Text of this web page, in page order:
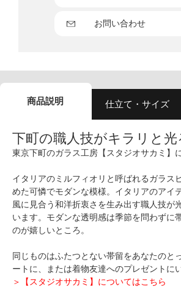
お問い合わせ
商品説明 仕立て・サイズ
下町の職人技がキラリと
東京下町のガラス工房【スタジオサカミ】
イタリアのミルフィオリと呼ばれるガラス
めた可憐でモダンな模様。イタリアのアイ
風に見合う和洋折衷さを生み出す職人技が
います。モダンな透明感は季節を問わずに
のが嬉しいところ。
同じものはふたつとない帯留をあなたのと
ートに、または着物友達へのプレゼントに
＞【スタジオサカミ】についてはこちら